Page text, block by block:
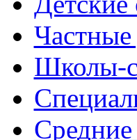
Частные
Школы-